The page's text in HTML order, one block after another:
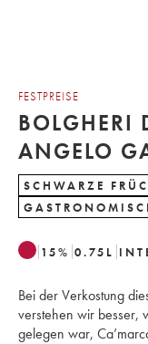
FESTPREISE
BOLGHERI
SCHWARZE
15% 0.75 L
Bei der Verkostung
verstehen wir besser,
gelegen war,